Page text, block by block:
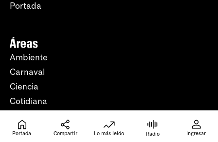
Portada
Áreas
Ambiente
Carnaval
Ciencia
Cotidiana
Deporte
Portada Compartir Lo más leído Radio Ingresar